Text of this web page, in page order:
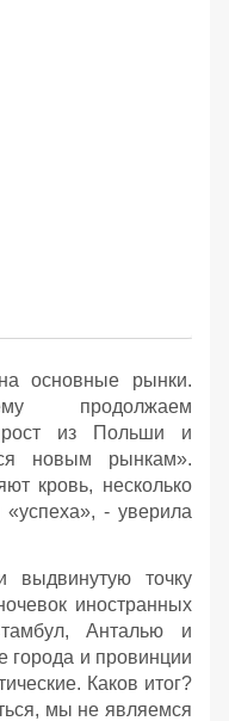
основные рынки.
продолжаем
рост из Польши и
новым рынкам».
кровь, несколько
- уверила
выдвинутую точку
иностранных
Анталью и
города и провинции
Каков итог?
мы не являемся